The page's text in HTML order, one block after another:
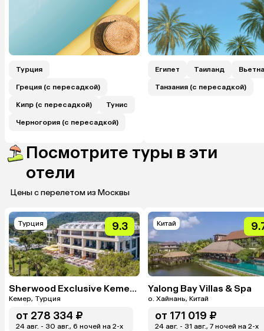
Турция
Греция (с пересадкой)
Кипр (с пересадкой) Тунис
Черногория (с пересадкой)
Египет Таиланд
Танзания (с пересадкой)
Посмотрите туры в эти
отели
Цены с перелетом из Москвы
Турция 9.3
Sherwood Exclusive Kemer (Ex. Sherwood Club Kemer)
Кемер, Турция
от 278 334 ₽
24 авг. - 30 авг., 6 ночей на 2-x
Китай
Yalong Bay Villas & Spa
о. Хайнань, Китай
от 171 019 ₽
24 авг. - 31 авг., 7 ночей на 2-x